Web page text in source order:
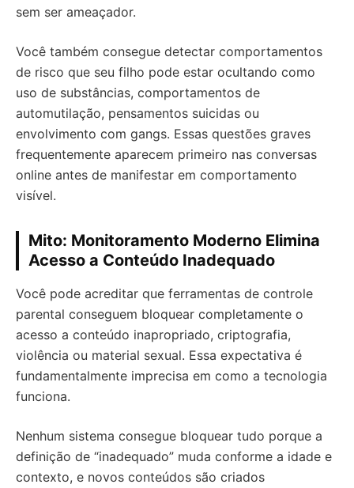
sem ser ameaçador.
Você também consegue detectar comportamentos
de risco que seu filho pode estar ocultando como
uso de substâncias, comportamentos de
automutilação, pensamentos suicidas ou
envolvimento com gangs. Essas questões graves
frequentemente aparecem primeiro nas conversas
online antes de manifestar em comportamento
visível.
Mito: Monitoramento Moderno Elimina
Acesso a Conteúdo Inadequado
Você pode acreditar que ferramentas de controle
parental conseguem bloquear completamente o
acesso a conteúdo inapropriado, criptografia,
violência ou material sexual. Essa expectativa é
fundamentalmente imprecisa em como a tecnologia
funciona.
Nenhum sistema consegue bloquear tudo porque a
definição de “inadequado” muda conforme a idade e
contexto, e novos conteúdos são criados